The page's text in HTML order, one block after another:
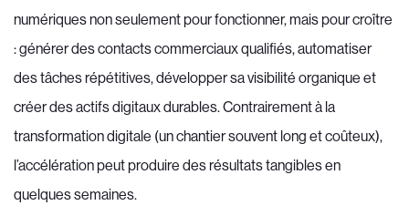
numériques non seulement pour fonctionner, mais pour croître
: générer des contacts commerciaux qualifiés, automatiser
des tâches répétitives, développer sa visibilité organique et
créer des actifs digitaux durables. Contrairement à la
transformation digitale (un chantier souvent long et coûteux),
l’accélération peut produire des résultats tangibles en
quelques semaines.